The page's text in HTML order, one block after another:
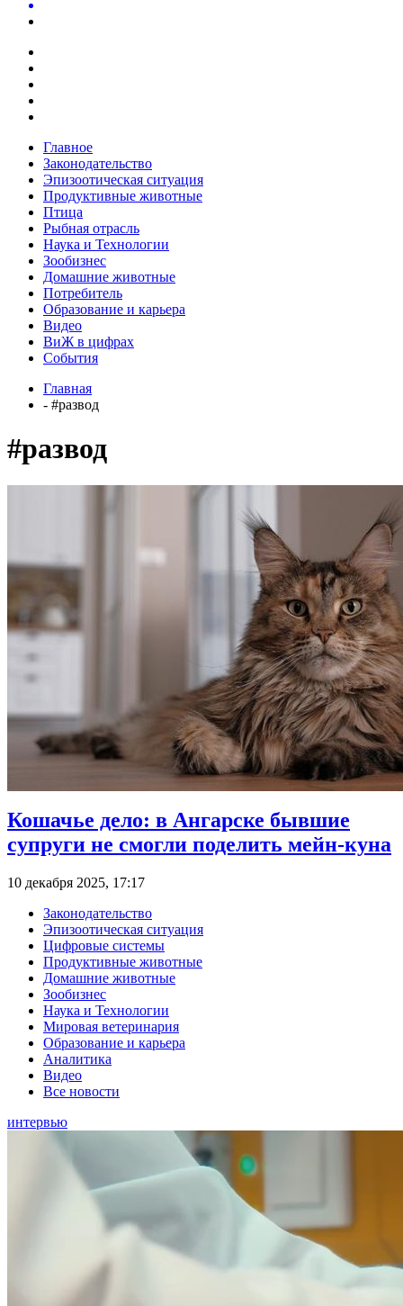
Главное
Законодательство
Эпизоотическая ситуация
Продуктивные животные
Птица
Рыбная отрасль
Наука и Технологии
Зообизнес
Домашние животные
Потребитель
Образование и карьера
Видео
ВиЖ в цифрах
События
Главная
- #развод
#развод
Кошачье дело: в Ангарске бывшие
супруги не смогли поделить мейн-куна
10 декабря 2025, 17:17
Законодательство
Эпизоотическая ситуация
Цифровые системы
Продуктивные животные
Домашние животные
Зообизнес
Наука и Технологии
Мировая ветеринария
Образование и карьера
Аналитика
Видео
Все новости
интервью